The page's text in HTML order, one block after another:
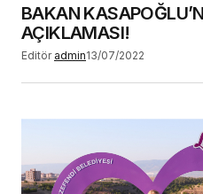
BAKAN
AÇIKLAMASI!
Editör admin13/07/2022